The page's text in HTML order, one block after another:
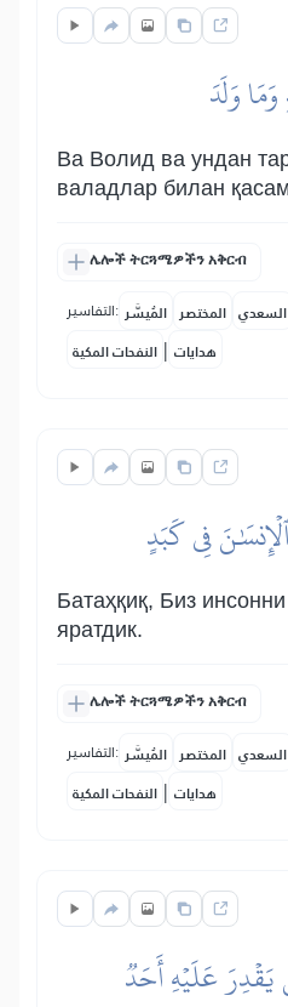
وَمَا وَلَدَ
Ва Волид ва ундан
валадлар билан
ሌሎች ትርጓሜዎችን አቅርብ
التفاسير: المُيسَّر المختصر السعدي
النفحات المكية | هدايات
فِي كَبَدٍ
Батаҳқиқ, Биз
яратдик.
ሌሎች ትርጓሜዎችን አቅርብ
التفاسير: المُيسَّر المختصر السعدي
النفحات المكية | هدايات
عَلَيۡهِ أَحَدٞ